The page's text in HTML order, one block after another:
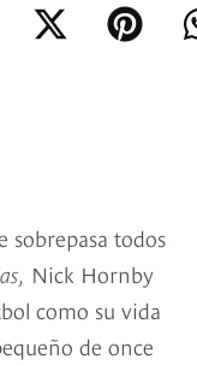
sobrepasa todos
Nick Hornby
como su vida
de once